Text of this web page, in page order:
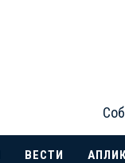
ВЕСТИ